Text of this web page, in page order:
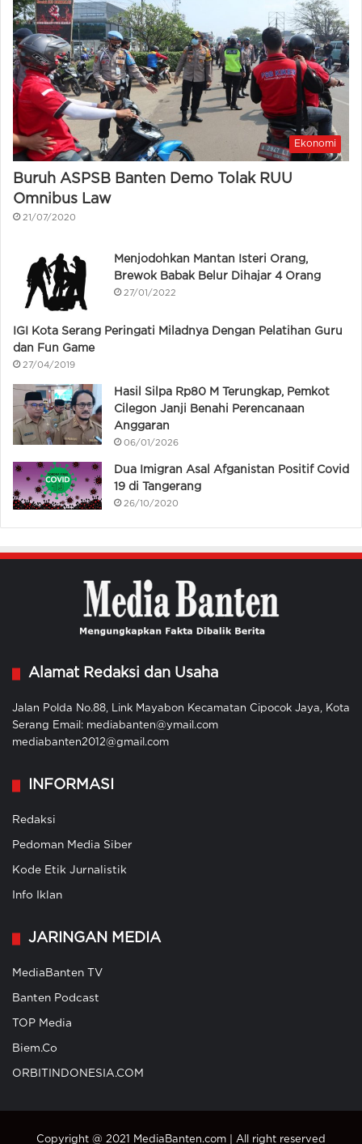
Ekonomi
Buruh ASPSB Banten Demo Tolak RUU
Omnibus Law
21/07/2020
Menjodohkan Mantan Isteri Orang,
Brewok Babak Belur Dihajar 4 Orang
27/01/2022
IGI Kota Serang Peringati Miladnya Dengan Pelatihan Guru
dan Fun Game
27/04/2019
Hasil Silpa Rp80 M Terungkap, Pemkot
Cilegon Janji Benahi Perencanaan
Anggaran
06/01/2026
Dua Imigran Asal Afganistan Positif Covid
19 di Tangerang
26/10/2020
Alamat Redaksi dan Usaha
Jalan Polda No.88, Link Mayabon Kecamatan Cipocok Jaya, Kota
Serang Email: mediabanten@ymail.com
mediabanten2012@gmail.com
INFORMASI
Redaksi
Pedoman Media Siber
Kode Etik Jurnalistik
Info Iklan
JARINGAN MEDIA
MediaBanten TV
Banten Podcast
TOP Media
Biem.Co
ORBITINDONESIA.COM
Copyright @ 2021 MediaBanten.com | All right reserved